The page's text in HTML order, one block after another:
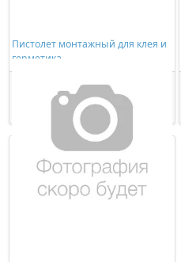
Пистолет монтажный для клея и
герметика
278,00 ₽/шт
Купить